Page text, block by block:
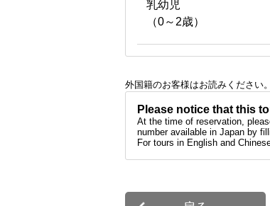
乳幼児
（0～2歳）
外国籍のお客様はお読みください。
Please notice that this
At the time of reservation,
number available in Japan by
For tours in English and